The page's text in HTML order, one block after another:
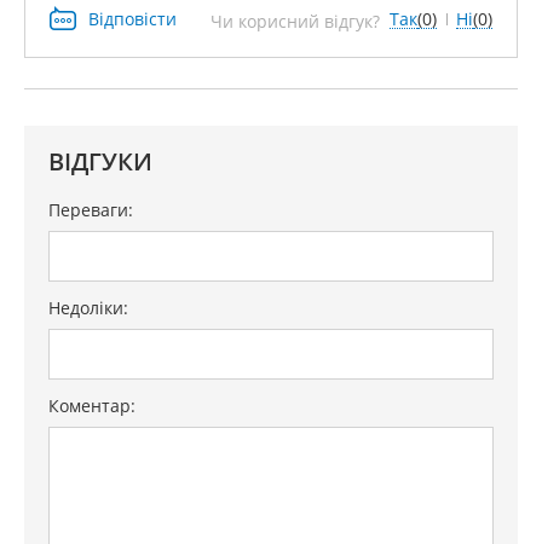
Відповісти Чи корисний відгук? Так(0) Ні(0)
ВІДГУКИ
Переваги:
Недоліки:
Коментар: